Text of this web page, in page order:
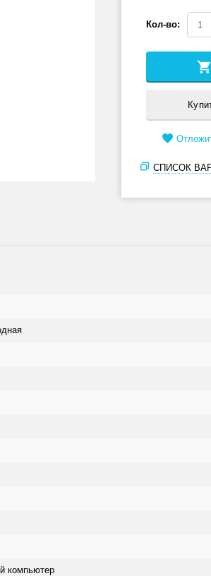
Кол-во:
СПИСОК
компьютер